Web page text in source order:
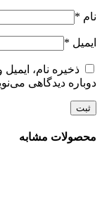
نام *
ایمیل *
ذخیره نام،
دوباره دیدگاهی
محصولات مشابه